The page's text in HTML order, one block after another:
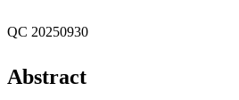
QC 20250930
Abstract